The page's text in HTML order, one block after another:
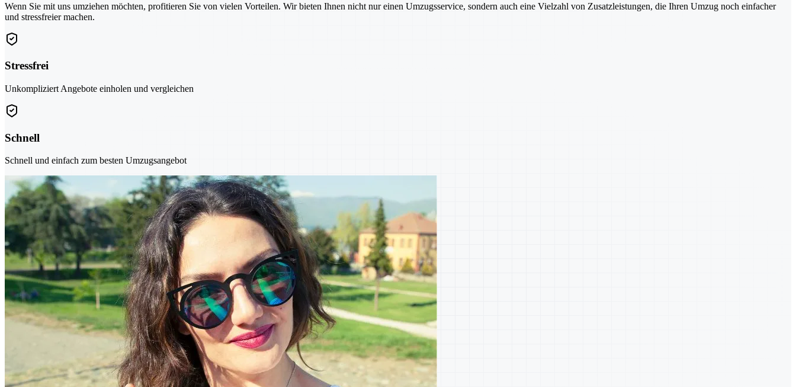
Wenn Sie mit uns umziehen möchten, profitieren Sie von vielen Vorteilen. Wir bieten Ihnen nicht nur einen Umzugsservice, sondern auch eine Vielzahl von Zusatzleistungen, die Ihren Umzug noch einfacher
und stressfreier machen.
Stressfrei
Unkompliziert Angebote einholen und vergleichen
Schnell
Schnell und einfach zum besten Umzugsangebot